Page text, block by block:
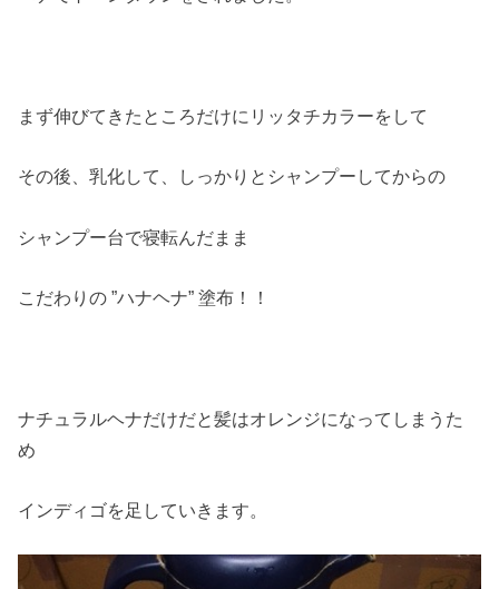
まず伸びてきたところだけにリッタチカラーをして
その後、乳化して、しっかりとシャンプーしてからの
シャンプー台で寝転んだまま
こだわりの ”ハナヘナ” 塗布！！
ナチュラルヘナだけだと髪はオレンジになってしまうた
め
インディゴを足していきます。